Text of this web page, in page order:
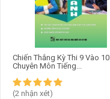
Chiến Thắng Kỳ Thi 9 Vào 10
Chuyên Môn Tiếng...
(2 nhận xét)